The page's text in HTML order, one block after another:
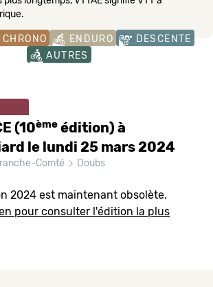
CHRONO ENDURO
DESCENTE
AUTRES
(10ème édition) à
le lundi 25 mars 2024
Comté Doubs
2024 est maintenant obsolète.
pour consulter l'édition la plus